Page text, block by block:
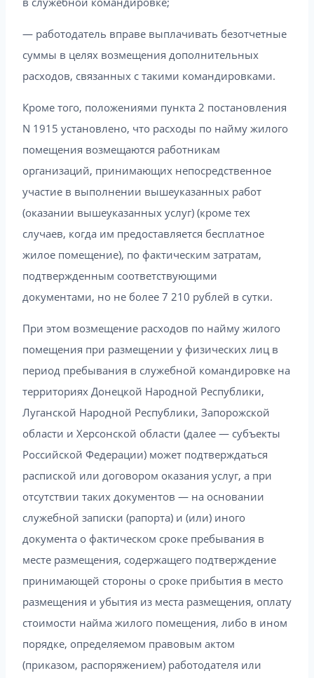
— работодатель вправе выплачивать безотчетные
суммы в целях возмещения дополнительных
расходов, связанных с такими командировками.
Кроме того, положениями пункта 2 постановления
N 1915 установлено, что расходы по найму жилого
помещения возмещаются работникам
организаций, принимающих непосредственное
участие в выполнении вышеуказанных работ
(оказании вышеуказанных услуг) (кроме тех
случаев, когда им предоставляется бесплатное
жилое помещение), по фактическим затратам,
подтвержденным соответствующими
документами, но не более 7 210 рублей в сутки.
При этом возмещение расходов по найму жилого
помещения при размещении у физических лиц в
период пребывания в служебной командировке на
территориях Донецкой Народной Республики,
Луганской Народной Республики, Запорожской
области и Херсонской области (далее — субъекты
Российской Федерации) может подтверждаться
распиской или договором оказания услуг, а при
отсутствии таких документов — на основании
служебной записки (рапорта) и (или) иного
документа о фактическом сроке пребывания в
месте размещения, содержащего подтверждение
принимающей стороны о сроке прибытия в место
размещения и убытия из места размещения, оплату
стоимости найма жилого помещения, либо в ином
порядке, определяемом правовым актом
(приказом, распоряжением) работодателя или